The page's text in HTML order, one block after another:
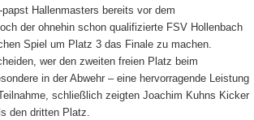
Hallenmasters bereits vor dem
der ohnehin schon qualifizierte FSV Hollenbach
Spiel um Platz 3 das Finale zu machen.
wer den zweiten freien Platz beim
in der Abwehr – eine hervorragende Leistung
schließlich zeigten Joachim Kuhns Kicker
den dritten Platz.